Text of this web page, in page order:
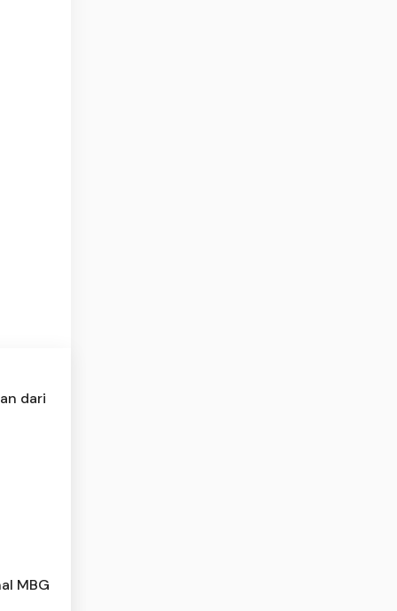
dari
MBG